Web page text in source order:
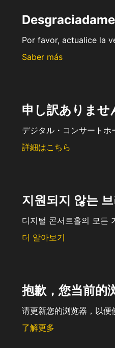
Por favor, actualice la
Saber más
申し訳ありま
デジタル・コンサートホ
詳細はこちら
지원되지 않는
디지털 콘서트홀의 모든
더 알아보기
抱歉，您当前的
请更新您的浏览器，以便
了解更多